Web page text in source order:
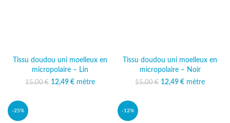
Tissu doudou uni moelleux en
micropolaire – Lin
15,00€ Le prix initial était :
12,49 €
Le prix
mètre
Tissu doudou uni moelleux en
micropolaire – Noir
15,00€ Le prix initial était :
12,49 €
Le prix
mètre
-25% -12%